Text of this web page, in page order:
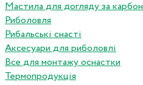
Мастила для догляду за
Риболовля
Рибальські снасті
Аксесуари для риболовлі
Все для монтажу оснастки
Термопродукція